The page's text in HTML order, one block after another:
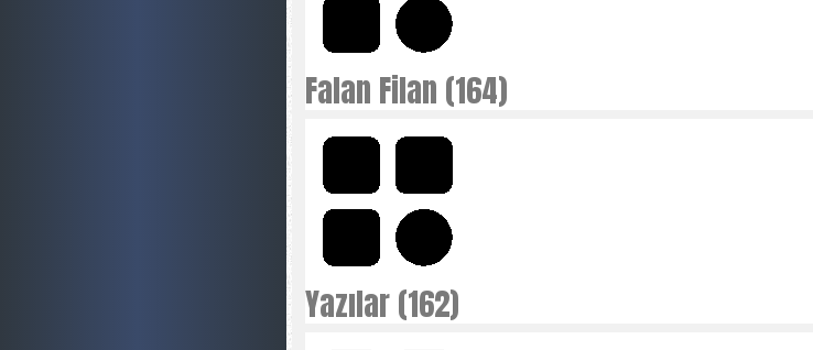
Falan Filan (164)
Yazılar (162)